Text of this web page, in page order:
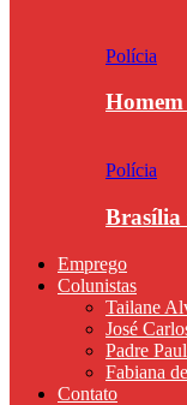
Polícia
Polícia
Brasília
Emprego
Colunistas
Tailane
José
Padre
Fabiana
Contato